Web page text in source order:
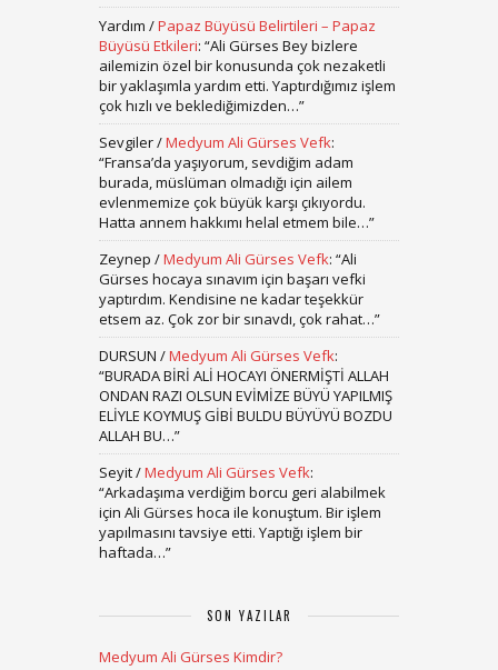
Yardım /Papaz Büyüsü Belirtileri – Papaz
Büyüsü Etkileri: “Ali Gürses Bey bizlere
ailemizin özel bir konusunda çok nezaketli
bir yaklaşımla yardım etti. Yaptırdığımız işlem
çok hızlı ve beklediğimizden…”
Sevgiler/Medyum Ali Gürses Vefk:
“Fransa’da yaşıyorum, sevdiğim adam
burada, müslüman olmadığı için ailem
evlenmemize çok büyük karşı çıkıyordu.
Hatta annem hakkımı helal etmem bile…”
Zeynep /Medyum Ali Gürses Vefk: “Ali
Gürses hocaya sınavım için başarı vefki
yaptırdım. Kendisine ne kadar teşekkür
etsem az. Çok zor bir sınavdı, çok rahat…”
DURSUN /Medyum Ali Gürses Vefk:
“BURADA BİRİ ALİ HOCAYI ÖNERMİŞTİ ALLAH
ONDAN RAZI OLSUN EVİMİZE BÜYÜ YAPILMIŞ
ELİYLE KOYMUŞ GİBİ BULDU BÜYÜYÜ BOZDU
ALLAH BU…”
Seyit/Medyum Ali Gürses Vefk:
“Arkadaşıma verdiğim borcu geri alabilmek
için Ali Gürses hoca ile konuştum. Bir işlem
yapılmasını tavsiye etti. Yaptığı işlem bir
haftada…”
SON YAZILAR
Medyum Ali Gürses Kimdir?